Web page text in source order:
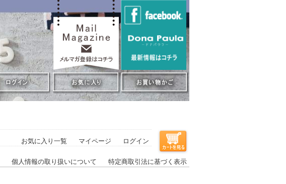
お気に入り一覧 マイページ ログイン
個人情報の取り扱いについて 特定商取引法に基づく表示